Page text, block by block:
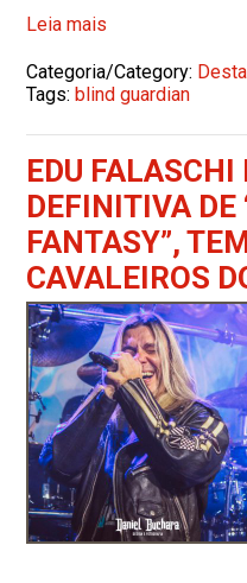
Leia mais
Categoria/Category:
Tags:blind guardian
EDU
DEFINITIVA DE
FANTASY”,
CAVALEIROS